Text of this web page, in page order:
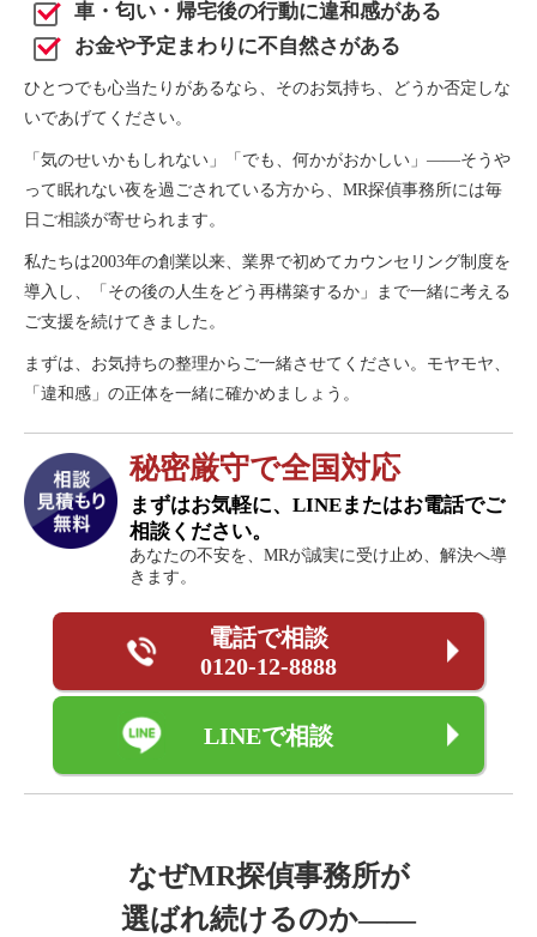
車・匂い・帰宅後の行動に違和感がある
お金や予定まわりに不自然さがある
ひとつでも心当たりがあるなら、そのお気持ち、どうか否定しな
いであげてください。
「気のせいかもしれない」「でも、何かがおかしい」――そうや
って眠れない夜を過ごされている方から、MR探偵事務所には毎
日ご相談が寄せられます。
私たちは2003年の創業以来、業界で初めてカウンセリング制度を
導入し、「その後の人生をどう再構築するか」まで一緒に考える
ご支援を続けてきました。
まずは、お気持ちの整理からご一緒させてください。モヤモヤ、
「違和感」の正体を一緒に確かめましょう。
秘密厳守で全国対応
まずはお気軽に、LINEまたはお電話でご
相談ください。
あなたの不安を、MRが誠実に受け止め、解決へ導
きます。
電話で相談
0120-12-8888
LINEで相談
なぜMR探偵事務所が
選ばれ続けるのか――